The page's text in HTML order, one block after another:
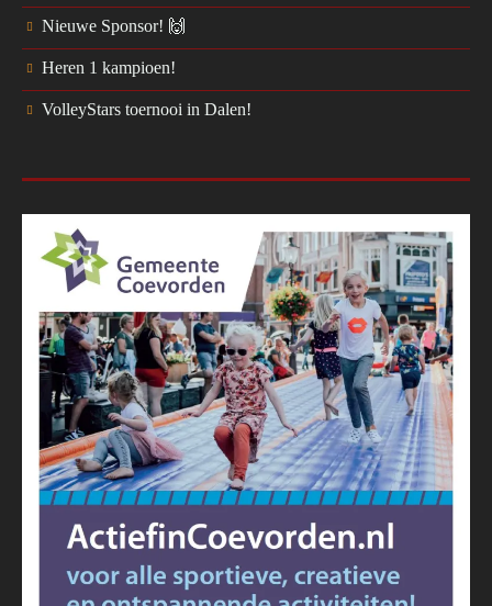
Nieuwe Sponsor! 🙌
Heren 1 kampioen!
VolleyStars toernooi in Dalen!